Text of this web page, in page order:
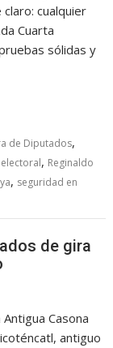
cualquier
Cuarta
sólidas y
de Diputados,
, Reginaldo
, seguridad en
de gira
Antigua Casona
antiguo